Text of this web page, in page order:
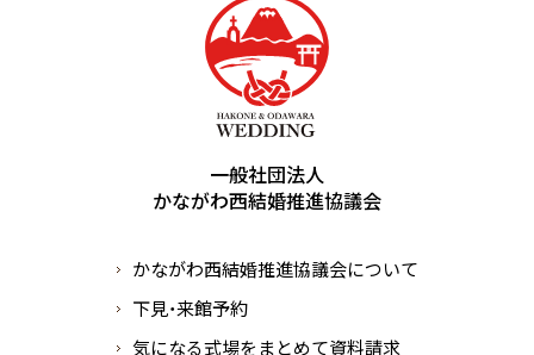
中文繁体
português
一般社団法人
かながわ西結婚推進協議会
かながわ西結婚推進協議会について
下見・来館予約
気になる式場をまとめて資料請求